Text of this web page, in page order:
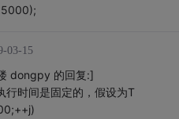
03-15
dongpy 的回复:]
行时间是固定的，假设为T